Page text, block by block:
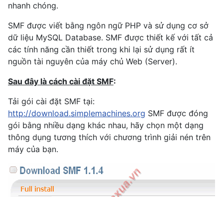
nhanh chóng.
SMF được viết bằng ngôn ngữ PHP và sử dụng cơ sở
dữ liệu MySQL Database. SMF được thiết kế với tất cả
các tính năng cần thiết trong khi lại sử dụng rất ít
nguồn tài nguyên của máy chủ Web (Server).
Sau đây là cách cài đặt SMF:
Tải gói cài đặt SMF tại:
http://download.simplemachines.org SMF được đóng
gói bằng nhiều dạng khác nhau, hãy chọn một dạng
thông dụng tương thích với chương trình giải nén trên
máy của bạn.